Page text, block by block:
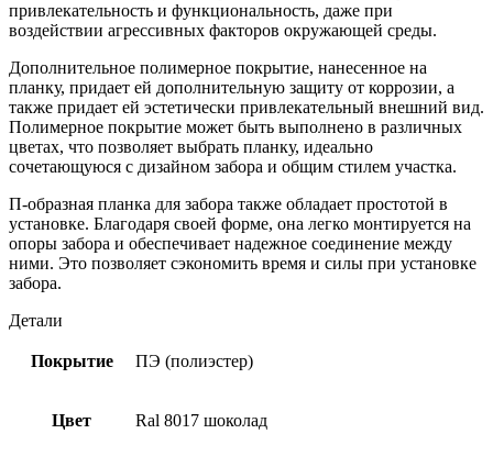
привлекательность и функциональность, даже при
воздействии агрессивных факторов окружающей среды.
Дополнительное полимерное покрытие, нанесенное на
планку, придает ей дополнительную защиту от коррозии, а
также придает ей эстетически привлекательный внешний вид.
Полимерное покрытие может быть выполнено в различных
цветах, что позволяет выбрать планку, идеально
сочетающуюся с дизайном забора и общим стилем участка.
П-образная планка для забора также обладает простотой в
установке. Благодаря своей форме, она легко монтируется на
опоры забора и обеспечивает надежное соединение между
ними. Это позволяет сэкономить время и силы при установке
забора.
Детали
Покрытие ПЭ (полиэстер)
Цвет Ral 8017 шоколад